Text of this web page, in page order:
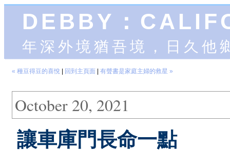
DEBBY：
年深外境猶吾境，日久
« 種豆得豆的喜悅 回到主頁面 有聲書是家庭主婦的救星 »
October 20, 2021
讓車庫門長命一點